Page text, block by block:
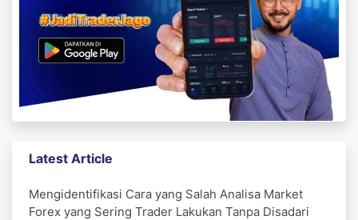
Latest Article
Mengidentifikasi Cara yang Salah Analisa Market
Forex yang Sering Trader Lakukan Tanpa Disadari